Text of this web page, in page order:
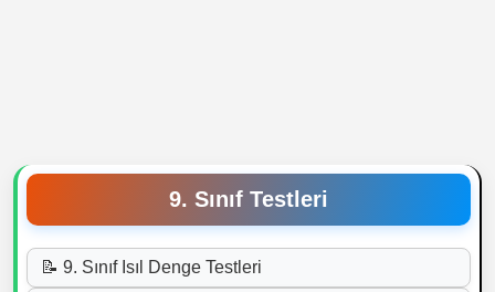
9. Sınıf Testleri
📝 9. Sınıf Isıl Denge Testleri